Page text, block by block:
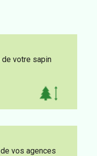
votre sapin
vos agences